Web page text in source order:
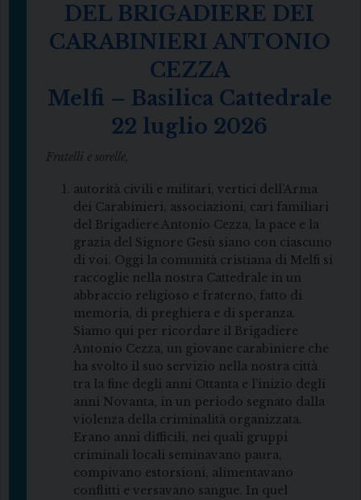
DEL BRIGADIERE DEI
CARABINIERI ANTONIO
CEZZA
Melfi – Basilica Cattedrale
22 luglio 2026
Fratelli e sorelle,
autorità civili e militari, vertici dell’Arma
dei Carabinieri, associazioni, cari familiari
del Brigadiere Antonio Cezza, la pace e la
grazia del Signore Gesù siano con ciascuno
di voi. Oggi la comunità cristiana di Melfi si
raccoglie nella nostra Cattedrale in un
abbraccio religioso e fraterno, fatto di
memoria, di preghiera e di speranza.
Siamo qui per ricordare il Brigadiere
Antonio Cezza, un giovane carabiniere che
ha svolto il suo servizio nella nostra città
tra la fine degli anni Ottanta e l’inizio degli
anni Novanta, in un periodo segnato dalla
violenza della criminalità organizzata.
Erano anni difficili, nei quali gruppi
criminali locali seminavano paura,
compivano estorsioni, alimentavano
conflitti e versavano sangue. In quel